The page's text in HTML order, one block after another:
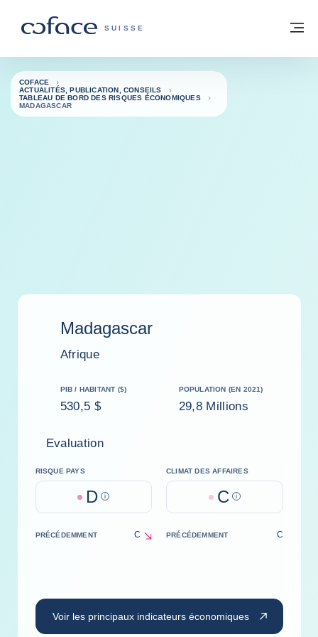
COFACE, FOR TRADE - PAGE
SUISSE
Retour à la page d'accueil
COFACE
ACTUALITÉS, PUBLICATION, CONSEILS
TABLEAU DE BORD DES RISQUES ÉCONOMIQUES
MADAGASCAR
Madagascar
Afrique
PIB / HABITANT ($)
530,5 $
POPULATION (EN 2021)
29,8 Millions
Evaluation
RISQUE PAYS
D Help
CLIMAT DES AFFAIRES
C Help
PRÉCÉDEMMENT C
decreasePRÉCÉDEMMENT C
Voir les principaux indicateurs économiques